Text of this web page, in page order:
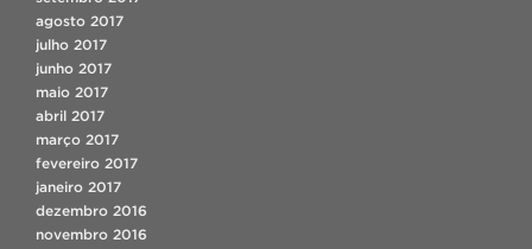
agosto 2017
julho 2017
junho 2017
maio 2017
abril 2017
março 2017
fevereiro 2017
janeiro 2017
dezembro 2016
novembro 2016